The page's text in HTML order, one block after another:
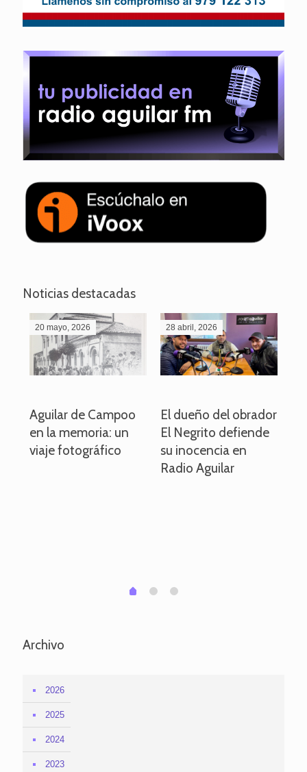
Noticias destacadas
20 mayo, 2026
Aguilar de Campoo
en la memoria: un
viaje fotográfico
28 abril, 2026
El dueño del obrador
El Negrito defiende
su inocencia en
Radio Aguilar
0 1 2
Archivo
2026
2025
2024
2023